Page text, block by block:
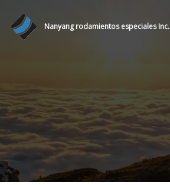
Nanyang rodamientos especiales Inc.